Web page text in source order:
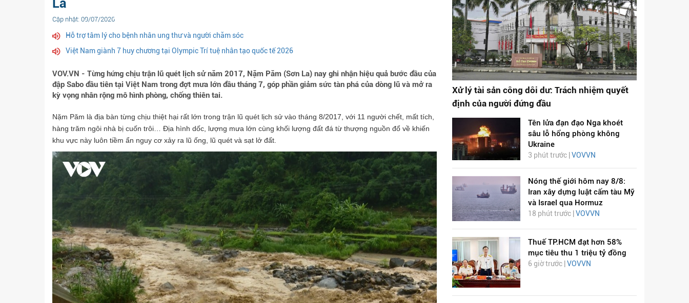
La
Cập nhật: 09/07/2026
Hỗ trợ tâm lý cho bệnh nhân ung thư và người chăm sóc
Việt Nam giành 7 huy chương tại Olympic Trí tuệ nhân tạo quốc tế 2026
VOV.VN - Từng hứng chịu trận lũ quét lịch sử năm 2017, Nặm Păm (Sơn La) nay ghi nhận hiệu quả bước đầu của
đập Sabo đầu tiên tại Việt Nam trong đợt mưa lớn đầu tháng 7, góp phần giảm sức tàn phá của dòng lũ và mở ra
kỳ vọng nhân rộng mô hình phòng, chống thiên tai.
Nặm Păm là địa bàn từng chịu thiệt hại rất lớn trong trận lũ quét lịch sử vào tháng 8/2017, với 11 người chết, mất tích,
hàng trăm ngôi nhà bị cuốn trôi… Địa hình dốc, lượng mưa lớn cùng khối lượng đất đá từ thượng nguồn đổ về khiến
khu vực này luôn tiềm ẩn nguy cơ xảy ra lũ ống, lũ quét và sạt lở đất.
Xử lý tài sản công dôi dư: Trách nhiệm quyết
định của người đứng đầu
Tên lửa đạn đạo Nga khoét
sâu lỗ hổng phòng không
Ukraine
3 phút trước |VOVVN
Nóng thế giới hôm nay 8/8:
Iran xây dựng luật cấm tàu Mỹ
và Israel qua Hormuz
18 phút trước |VOVVN
Thuế TP.HCM đạt hơn 58%
mục tiêu thu 1 triệu tỷ đồng
6 giờ trước | VOVVN